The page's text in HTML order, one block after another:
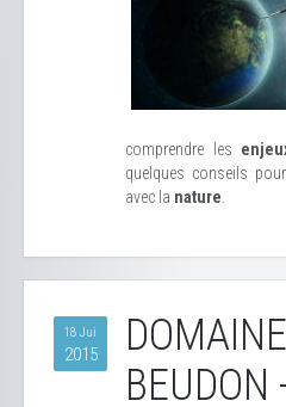
comprendre les
quelques conseils pour
avec la nature
18 Jui
2015
BEUDON